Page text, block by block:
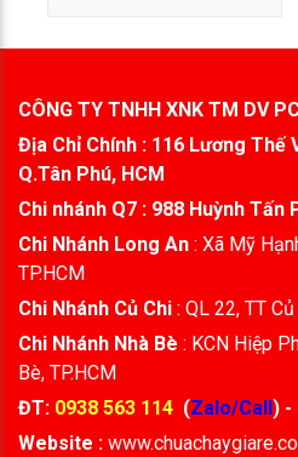
CÔNG TY TNHH XNK TM DV
Địa Chỉ Chính : 116 Lương Thế
Q.Tân Phú, HCM
Chi nhánh Q7 : 988 Huỳnh Tấn
Chi Nhánh Long An : Xã Mỹ
TP.HCM
Chi Nhánh Củ Chi : QL 22, TT
Chi Nhánh Nhà Bè : KCN Hiệp
Bè, TP.HCM
ĐT: 0938 563 114 (Zalo/Call) -
Website :